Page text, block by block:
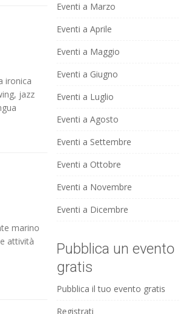
ironica
jazz
marino
attività
Eventi a Marzo
Eventi a Aprile
Eventi a Maggio
Eventi a Giugno
Eventi a Luglio
Eventi a Agosto
Eventi a Settembre
Eventi a Ottobre
Eventi a Novembre
Eventi a Dicembre
Pubblica un evento
gratis
Pubblica il tuo evento gratis
Registrati